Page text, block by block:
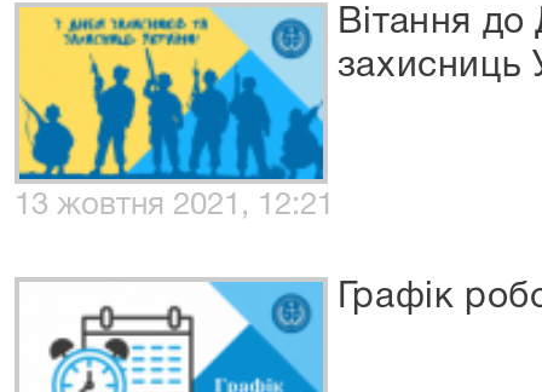
Вітання до
захисниць
13 жовтня 2021, 12:21
Графік